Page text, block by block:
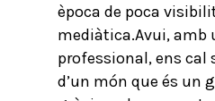
època de poca
mediàtica.Avui, amb
professional, ens cal
d’un món que és un